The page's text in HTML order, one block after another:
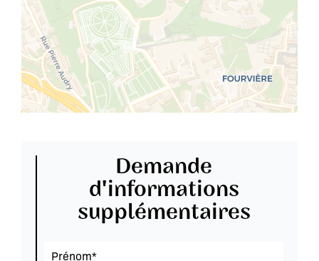
Demande
d'informations
supplémentaires